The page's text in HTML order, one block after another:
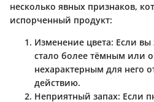
несколько явных признаков,
испорченный продукт:
Изменение цвета: Если вы
стало более тёмным или
нехарактерным для него
действию.
Неприятный запах: Если